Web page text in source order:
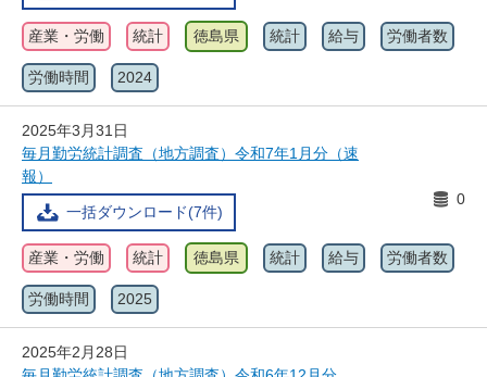
産業・労働 統計 徳島県 統計 給与 労働者数
労働時間 2024
2025年3月31日
毎月勤労統計調査（地方調査）令和7年1月分（速
報）
一括ダウンロード(7件)
0
産業・労働 統計 徳島県 統計 給与 労働者数
労働時間 2025
2025年2月28日